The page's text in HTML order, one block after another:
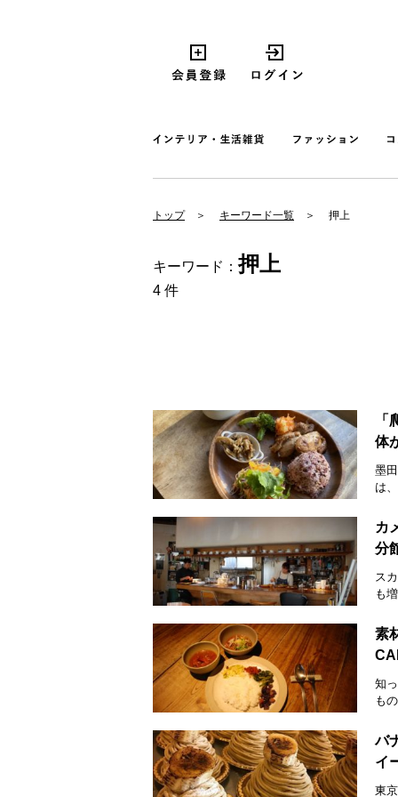
トップ キーワード一覧 押上
キーワード：押上
4 件
体
墨
は
カ
分
ス
も
素
知
も
バ
イ
東